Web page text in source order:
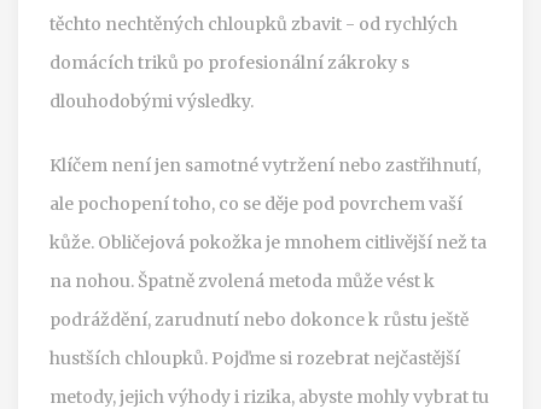
těchto nechtěných chloupků zbavit - od rychlých
domácích triků po profesionální zákroky s
dlouhodobými výsledky.
Klíčem není jen samotné vytržení nebo zastřihnutí,
ale pochopení toho, co se děje pod povrchem vaší
kůže. Obličejová pokožka je mnohem citlivější než ta
na nohou. Špatně zvolená metoda může vést k
podráždění, zarudnutí nebo dokonce k růstu ještě
hustších chloupků. Pojďme si rozebrat nejčastější
metody, jejich výhody i rizika, abyste mohly vybrat tu